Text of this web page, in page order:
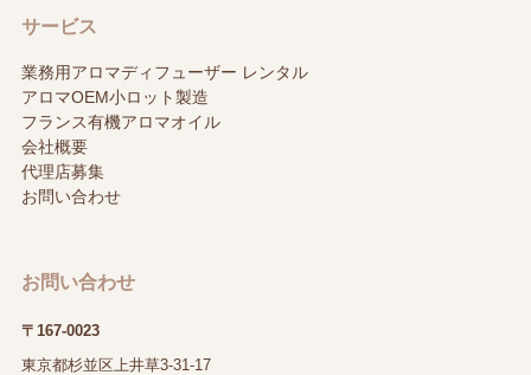
サービス
業務用アロマディフューザー レンタル
アロマOEM小ロット製造
フランス有機アロマオイル
会社概要
代理店募集
お問い合わせ
お問い合わせ
〒167-0023
東京都杉並区上井草3-31-17